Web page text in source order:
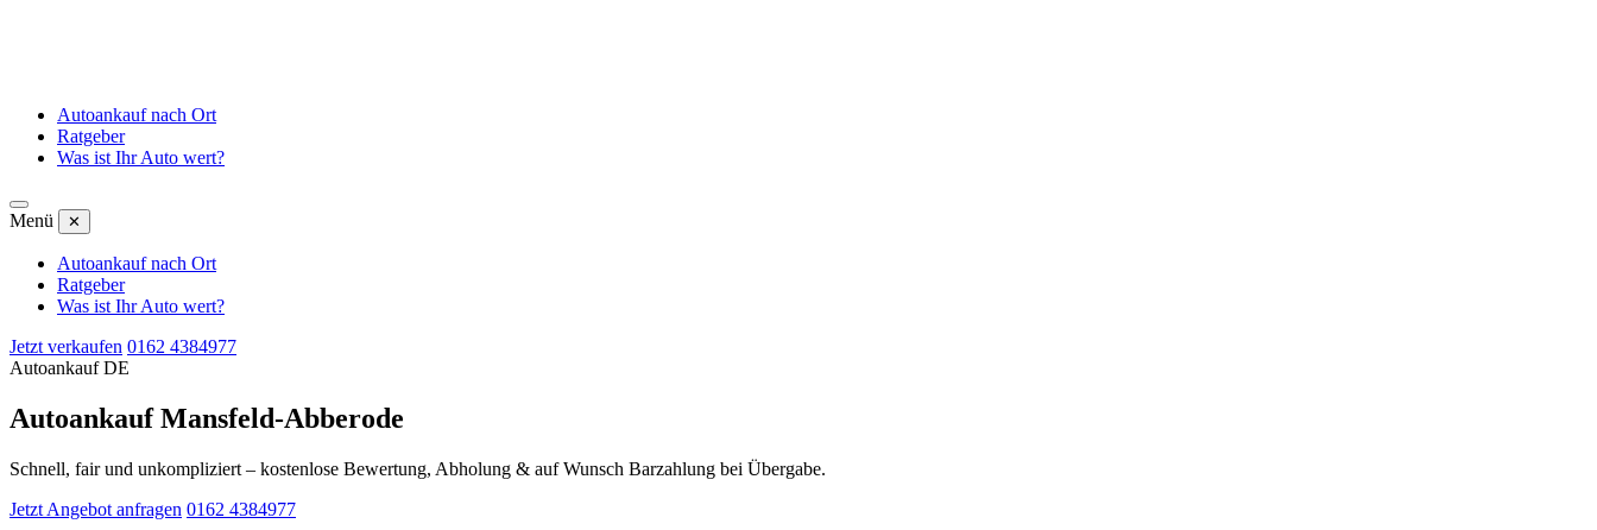
Autoankauf nach Ort
Ratgeber
Was ist Ihr Auto wert?
Menü ✕
Autoankauf nach Ort
Ratgeber
Was ist Ihr Auto wert?
Jetzt verkaufen 0162 4384977
Autoankauf DE
Autoankauf Mansfeld-Abberode
Schnell, fair und unkompliziert – kostenlose Bewertung, Abholung & auf Wunsch Barzahlung bei Übergabe.
Jetzt Angebot anfragen 0162 4384977